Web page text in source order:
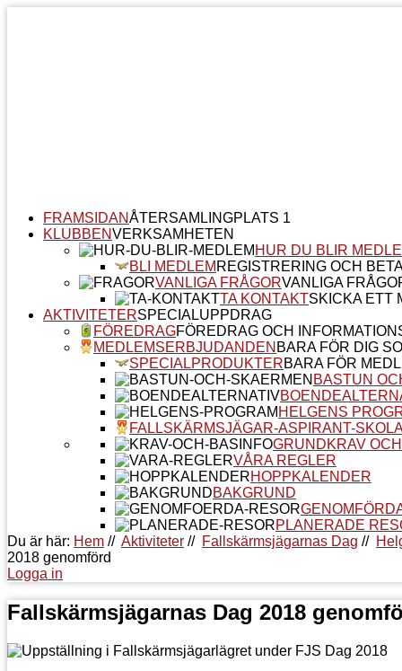
FRAMSIDANÅTERSAMLINGPLATS 1
KLUBBENVERKSAMHETEN
HUR DU BLIR
BLI MEDLEM REGISTRERING OCH
VANLIGA FRÅGORVANLIGA
TA KONTAKTSKICKA ETT
AKTIVITETERSPECIALUPPDRAG
FÖREDRAGFÖREDRAG OCH
MEDLEMSERBJUDANDEN BARA FÖR DIG
SPECIALPRODUKTERBARA FÖR
BASTUN
HELGENS
FALLSKÄRMSJÄGAR-ASPIRANT-
GRUNDKRAV
VÅRA REGLER
HOPPKALENDER
BAKGRUND
PLANERADE
Du är här: Hem // Aktiviteter // Fallskärmsjägarnas Dag //
2018 genomförd
Logga in
Fallskärmsjägarnas Dag 2018